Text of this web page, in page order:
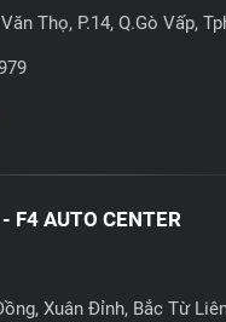
Thọ, P.14, Q.Gò Vấp,
F4 AUTO CENTER
Xuân Đỉnh, Bắc Từ